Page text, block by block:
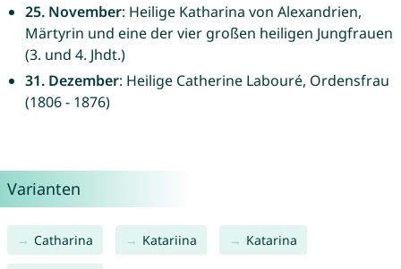
25. November: Heilige Katharina von Alexandrien,
Märtyrin und eine der vier großen heiligen Jungfrauen
(3. und 4. Jhdt.)
31. Dezember: Heilige Catherine Labouré, Ordensfrau
(1806 - 1876)
Varianten
Catharina Katariina Katarina